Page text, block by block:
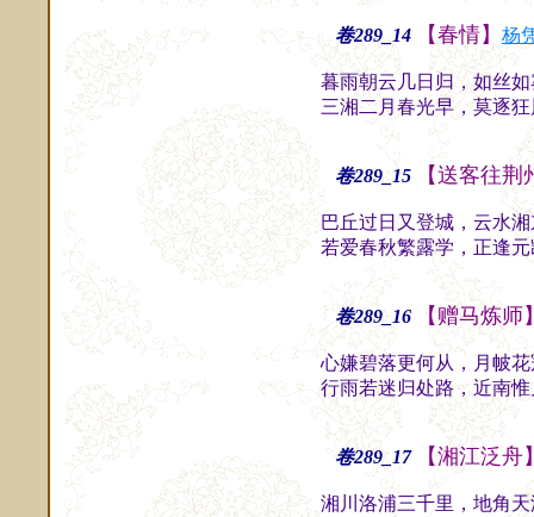
卷289_14 【春情】杨
暮雨朝云几日归，如丝
三湘二月春光早，莫逐
卷289_15 【送客往荆
巴丘过日又登城，云水
若爱春秋繁露学，正逢
卷289_16 【赠马炼师
心嫌碧落更何从，月帔
行雨若迷归处路，近南
卷289_17 【湘江泛舟
湘川洛浦三千里，地角